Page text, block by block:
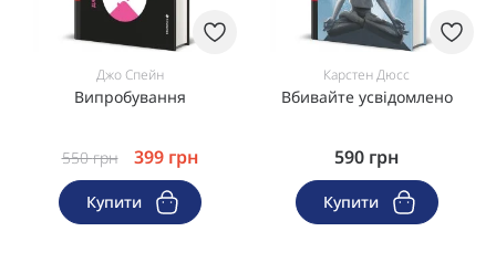
Джо Спейн
Випробування
550грн 399 грн
Купити
Карстен Дюсс
Вбивайте усвідомлено
590 грн
Купити